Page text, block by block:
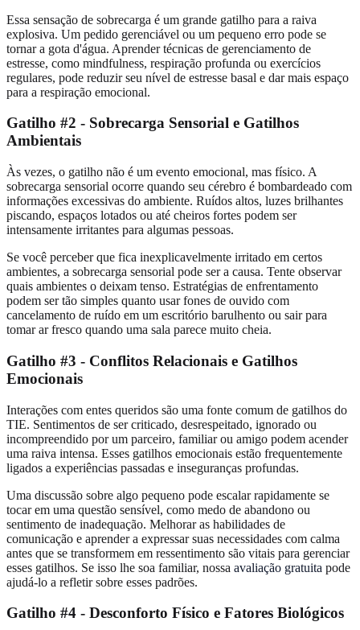
Essa sensação de sobrecarga é um grande gatilho para a raiva
explosiva. Um pedido gerenciável ou um pequeno erro pode se
tornar a gota d'água. Aprender técnicas de gerenciamento de
estresse, como mindfulness, respiração profunda ou exercícios
regulares, pode reduzir seu nível de estresse basal e dar mais espaço
para a respiração emocional.
Gatilho #2 - Sobrecarga Sensorial e Gatilhos
Ambientais
Às vezes, o gatilho não é um evento emocional, mas físico. A
sobrecarga sensorial ocorre quando seu cérebro é bombardeado com
informações excessivas do ambiente. Ruídos altos, luzes brilhantes
piscando, espaços lotados ou até cheiros fortes podem ser
intensamente irritantes para algumas pessoas.
Se você perceber que fica inexplicavelmente irritado em certos
ambientes, a sobrecarga sensorial pode ser a causa. Tente observar
quais ambientes o deixam tenso. Estratégias de enfrentamento
podem ser tão simples quanto usar fones de ouvido com
cancelamento de ruído em um escritório barulhento ou sair para
tomar ar fresco quando uma sala parece muito cheia.
Gatilho #3 - Conflitos Relacionais e Gatilhos
Emocionais
Interações com entes queridos são uma fonte comum de gatilhos do
TIE. Sentimentos de ser criticado, desrespeitado, ignorado ou
incompreendido por um parceiro, familiar ou amigo podem acender
uma raiva intensa. Esses gatilhos emocionais estão frequentemente
ligados a experiências passadas e inseguranças profundas.
Uma discussão sobre algo pequeno pode escalar rapidamente se
tocar em uma questão sensível, como medo de abandono ou
sentimento de inadequação. Melhorar as habilidades de
comunicação e aprender a expressar suas necessidades com calma
antes que se transformem em ressentimento são vitais para gerenciar
esses gatilhos. Se isso lhe soa familiar, nossa avaliação gratuita pode
ajudá-lo a refletir sobre esses padrões.
Gatilho #4 - Desconforto Físico e Fatores Biológicos